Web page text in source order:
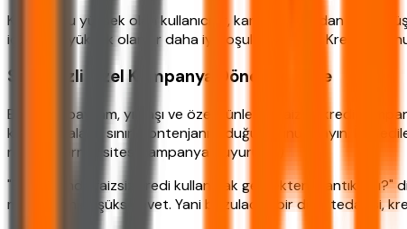
Kredi notu yüksek olan kullanıcılar, kampanyalardan daha
için notu yüksek olanlar daha iyi koşullar yakalar. Kredi
Sıfır Faizli Özel Kampanya Dönemlerinde
Bankalar bayram, yılbaşı ve özel günlerde faizsiz kredi
kampanyaların sınırlı kontenjanı olduğunu unutmayın. İlan
resmi internet sitesi kampanya duyuruları)
"Bu durumda faizsiz kredi kullanmak gerçekten mantıklı
maliyetten düşükse evet. Yani bozulacak bir dişin tedavisi,